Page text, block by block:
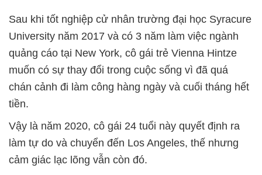
Sau khi tốt nghiệp cử nhân trường đại học Syracure
University năm 2017 và có 3 năm làm việc ngành
quảng cáo tại New York, cô gái trẻ Vienna Hintze
muốn có sự thay đổi trong cuộc sống vì đã quá
chán cảnh đi làm công hàng ngày và cuối tháng hết
tiền.
Vậy là năm 2020, cô gái 24 tuổi này quyết định ra
làm tự do và chuyển đến Los Angeles, thế nhưng
cảm giác lạc lõng vẫn còn đó.